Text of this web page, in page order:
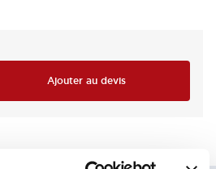
Ajouter au devis